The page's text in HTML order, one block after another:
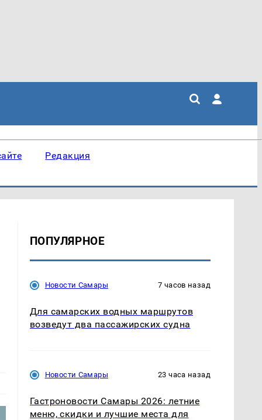
Редакция
ПОПУЛЯРНОЕ
Новости Самары 7 часов назад
Для самарских водных маршрутов
возведут два пассажирских судна
Новости Самары 23 часа назад
Гастроновости Самары 2026: летние
меню, скидки и лучшие места для